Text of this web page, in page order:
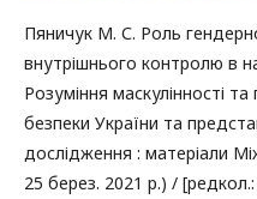
Пяничук М. С. Роль
внутрішнього контролю в
Розуміння маскулінності та
безпеки України та
дослідження : матеріали
25 берез. 2021 р.) /